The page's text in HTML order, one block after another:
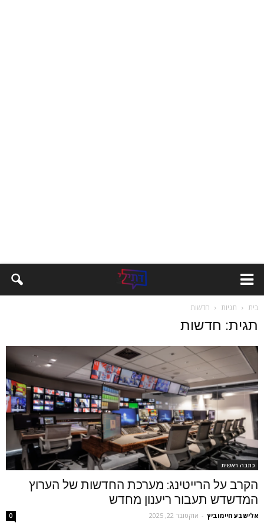
בית תגיות חדשות
תגית: חדשות
כתבה ראשית
הקרב על הרייטינג: מערכת החדשות של הערוץ
המדשדש תעבור ריענון מחדש
‫אלישבע חיימוביץ - אוקטובר 22, 2025 0